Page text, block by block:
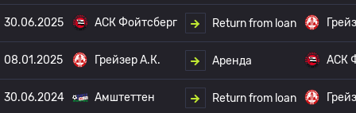
30.06.2025 АСК Фойтсберг Return from loan
08.01.2025 Грейзер А.К. Аренда АСК
30.06.2024 Амштеттен Return from loan